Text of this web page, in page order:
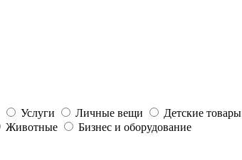
Услуги Личные вещи Детские товары
Животные
Бизнес и оборудование